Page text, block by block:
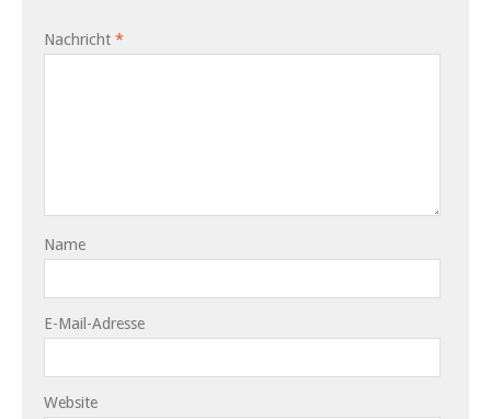
Nachricht *
Name
E-Mail-Adresse
Website